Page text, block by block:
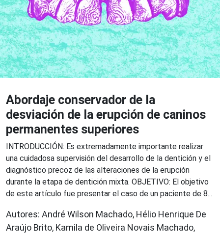
Abordaje conservador de la
desviación de la erupción de caninos
permanentes superiores
INTRODUCCIÓN: Es extremadamente importante realizar
una cuidadosa supervisión del desarrollo de la dentición y el
diagnóstico precoz de las alteraciones de la erupción
durante la etapa de dentición mixta. OBJETIVO: El objetivo
de este artículo fue presentar el caso de un paciente de 8...
Autores: André Wilson Machado, Hélio Henrique De
Araújo Brito, Kamila de Oliveira Novais Machado,